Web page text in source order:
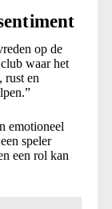
op de
waar het
rust en
emotioneel
speler
een rol kan